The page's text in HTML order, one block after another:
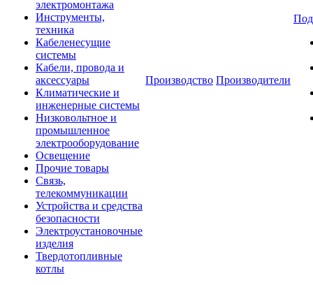
электромонтажа
Инструменты,
техника
Кабеленесущие
системы
Кабели, провода и
аксессуары
Климатические и
инженерные системы
Низковольтное и
промышленное
электрооборудование
Освещение
Прочие товары
Связь,
телекоммуникации
Устройства и средства
безопасности
Электроустановочные
изделия
Твердотопливные
котлы
Производство Производители